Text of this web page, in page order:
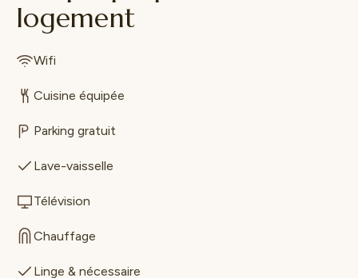
logement
Wifi
Cuisine équipée
Parking gratuit
Lave-vaisselle
Télévision
Chauffage
Linge & nécessaire